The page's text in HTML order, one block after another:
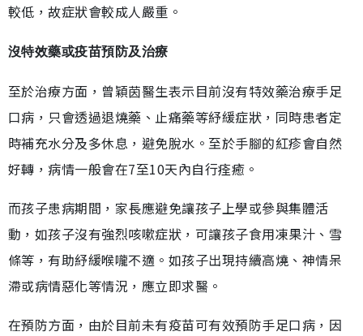
較低，故症狀會較成人嚴重。
沒特效藥或疫苗預防及治療
至於治療方面，曾穎茵醫生表示目前沒有特效藥治療手足
口病，只會透過退燒藥、止痛藥等紓緩症狀，同時患者定
時補充水分及多休息，避免脫水。至於手腳的紅疹會自然
好轉，病情一般會在7至10天內自行痊癒。
而孩子患病期間，家長應避免讓孩子上學或參與集體活
動，如孩子沒有強烈咳嗽症狀，可讓孩子食用凍果汁、雪
條等，有助紓緩喉嚨不適。如孩子出現持續高燒、神情呆
滯或病情惡化等情況，應立即求醫。
在預防方面，由於目前未有疫苗可有效預防手足口病，因